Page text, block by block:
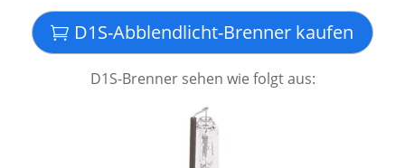
D1S-Abblendlicht-Brenner kaufen
D1S-Brenner sehen wie folgt aus: